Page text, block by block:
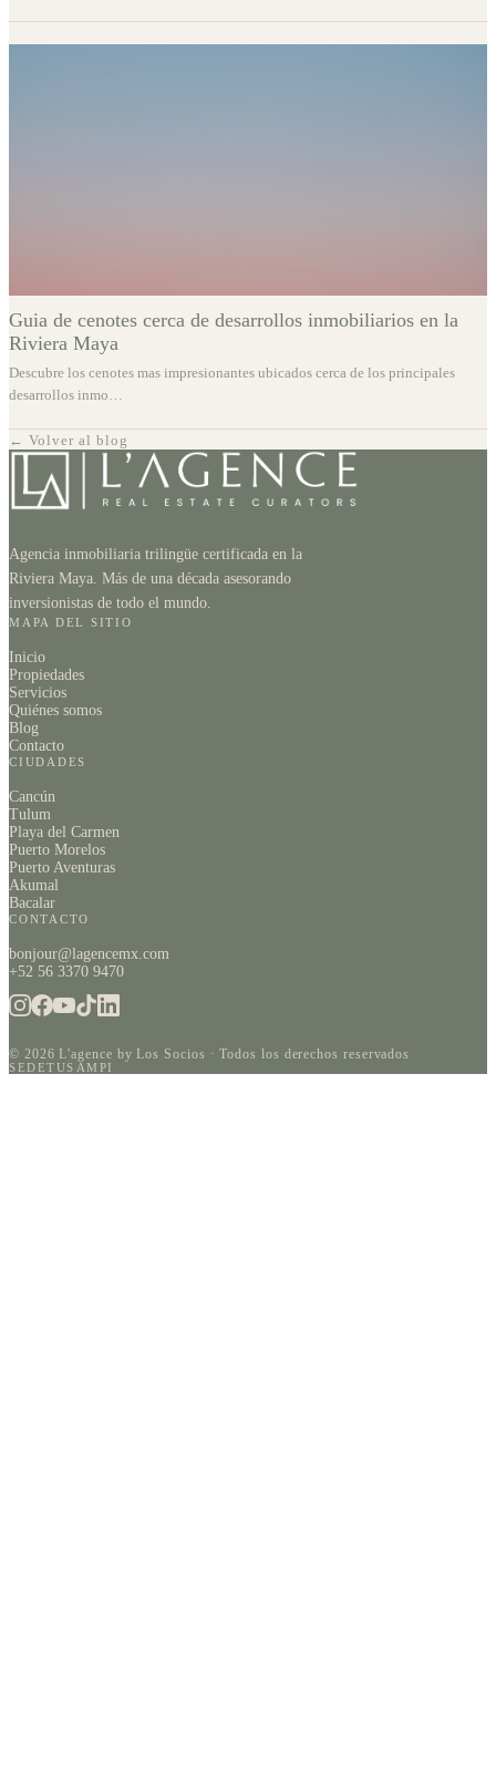
Guia de cenotes cerca de desarrollos inmobiliarios en la
Riviera Maya
Descubre los cenotes mas impresionantes ubicados cerca de los principales
desarrollos inmo…
← Volver al blog
Agencia inmobiliaria trilingüe certificada en la
Riviera Maya. Más de una década asesorando
inversionistas de todo el mundo.
MAPA DEL SITIO
Inicio
Propiedades
Servicios
Quiénes somos
Blog
Contacto
CIUDADES
Cancún
Tulum
Playa del Carmen
Puerto Morelos
Puerto Aventuras
Akumal
Bacalar
CONTACTO
bonjour@lagencemx.com
+52 56 3370 9470
© 2026 L'agence by Los Socios ·Todos los derechos reservados
SEDETUS AMPI